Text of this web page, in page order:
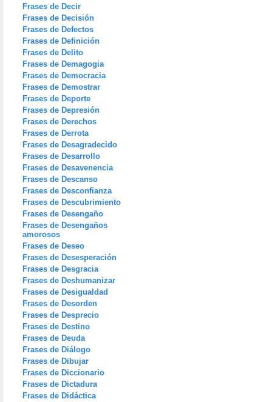
Frases de Decir
Frases de Decisión
Frases de Defectos
Frases de Definición
Frases de Delito
Frases de Demagogia
Frases de Democracia
Frases de Demostrar
Frases de Deporte
Frases de Depresión
Frases de Derechos
Frases de Derrota
Frases de Desagradecido
Frases de Desarrollo
Frases de Desavenencia
Frases de Descanso
Frases de Desconfianza
Frases de Descubrimiento
Frases de Desengaño
Frases de Desengaños
amorosos
Frases de Deseo
Frases de Desesperación
Frases de Desgracia
Frases de Deshumanizar
Frases de Desigualdad
Frases de Desorden
Frases de Desprecio
Frases de Destino
Frases de Deuda
Frases de Diálogo
Frases de Dibujar
Frases de Diccionario
Frases de Dictadura
Frases de Didáctica